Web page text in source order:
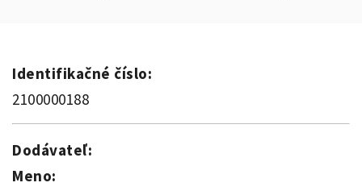
Identifikačné číslo:
2100000188
Dodávateľ:
Meno: